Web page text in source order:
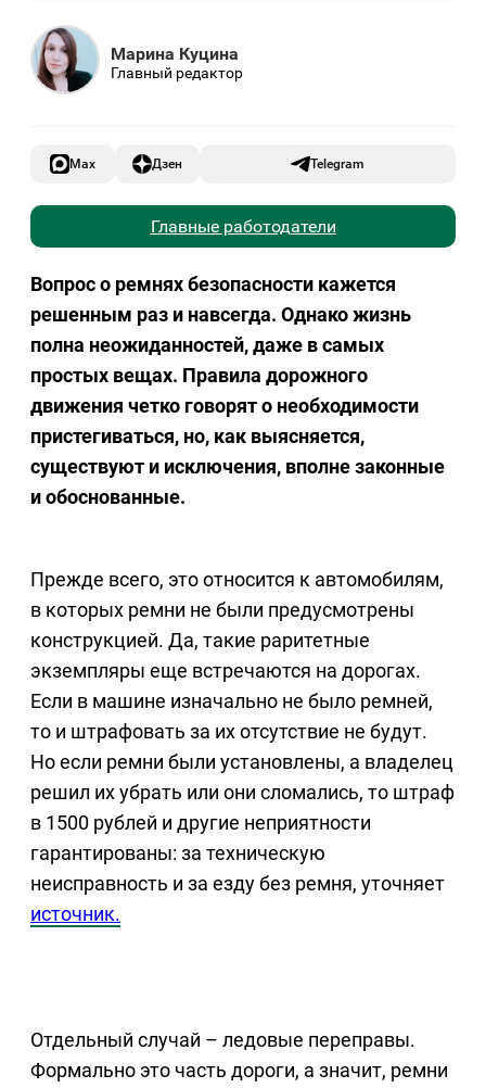
Марина Куцина
Главный редактор
Max Дзен Telegram
Главные работодатели
Вопрос о ремнях безопасности кажется
решенным раз и навсегда. Однако жизнь
полна неожиданностей, даже в самых
простых вещах. Правила дорожного
движения четко говорят о необходимости
пристегиваться, но, как выясняется,
существуют и исключения, вполне законные
и обоснованные.
Прежде всего, это относится к автомобилям,
в которых ремни не были предусмотрены
конструкцией. Да, такие раритетные
экземпляры еще встречаются на дорогах.
Если в машине изначально не было ремней,
то и штрафовать за их отсутствие не будут.
Но если ремни были установлены, а владелец
решил их убрать или они сломались, то штраф
в 1500 рублей и другие неприятности
гарантированы: за техническую
неисправность и за езду без ремня, уточняет
источник.
Отдельный случай – ледовые переправы.
Формально это часть дороги, а значит, ремни